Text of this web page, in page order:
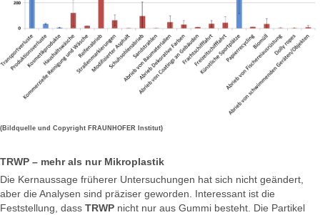
(Bildquelle und Copyright FRAUNHOFER Institut)
TRWP – mehr als nur Mikroplastik
Die Kernaussage früherer Untersuchungen hat sich nicht geändert,
aber die Analysen sind präziser geworden. Interessant ist die
Feststellung, dass TRWP nicht nur aus Gummi besteht. Die Partikel